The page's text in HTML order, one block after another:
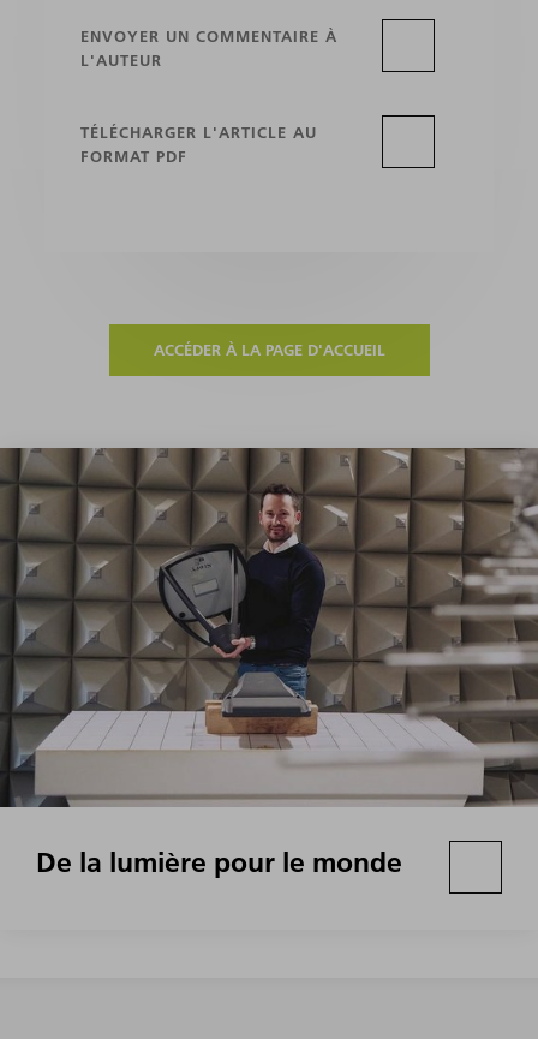
ENVOYER UN COMMENTAIRE À
L'AUTEUR
TÉLÉCHARGER L'ARTICLE AU
FORMAT PDF
ACCÉDER À LA PAGE D'ACCUEIL
De la lumière pour le monde